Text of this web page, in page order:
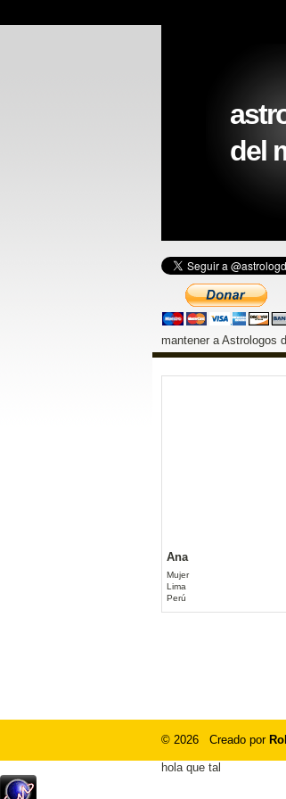
del
mantener a Astrologos
Ana
Mujer
Lima
Perú
© 2026 Creado por
hola que tal